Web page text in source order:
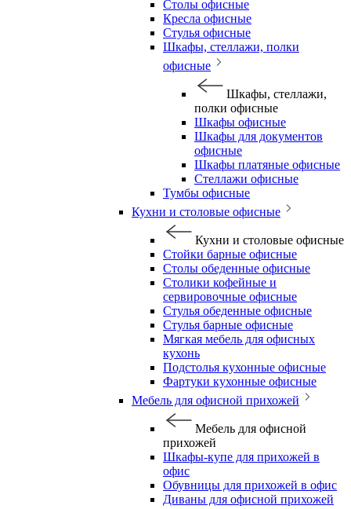
Столы офисные
Кресла офисные
Стулья офисные
Шкафы, стеллажи, полки
офисные
Шкафы, стеллажи,
полки офисные
Шкафы офисные
Шкафы для документов
офисные
Шкафы платяные офисные
Стеллажи офисные
Тумбы офисные
Кухни и столовые офисные
Кухни и столовые офисные
Стойки барные офисные
Столы обеденные офисные
Столики кофейные и
сервировочные офисные
Стулья обеденные офисные
Стулья барные офисные
Мягкая мебель для офисных
кухонь
Подстолья кухонные офисные
Фартуки кухонные офисные
Мебель для офисной прихожей
Мебель для офисной
прихожей
Шкафы-купе для прихожей в
офис
Обувницы для прихожей в офис
Диваны для офисной прихожей